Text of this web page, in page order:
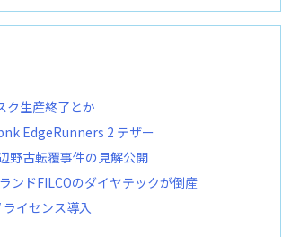
ク生産終了とか
EdgeRunners 2 テザー
野古転覆事件の見解公開
ンドFILCOのダイヤテックが倒産
イセンス導入